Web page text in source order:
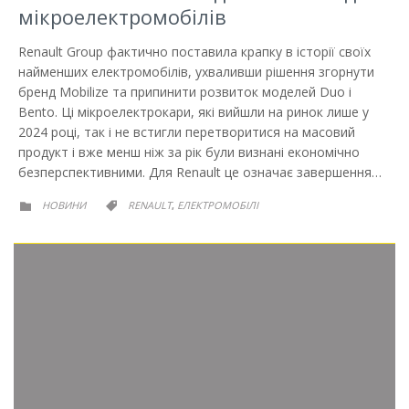
мікроелектромобілів
Renault Group фактично поставила крапку в історії своїх
найменших електромобілів, ухваливши рішення згорнути
бренд Mobilize та припинити розвиток моделей Duo і
Bento. Ці мікроелектрокари, які вийшли на ринок лише у
2024 році, так і не встигли перетворитися на масовий
продукт і вже менш ніж за рік були визнані економічно
безперспективними. Для Renault це означає завершення…
 РУБРИКА
НОВИНИ  РУБРИКА
RENAULT, ЕЛЕКТРОМОБІЛІ